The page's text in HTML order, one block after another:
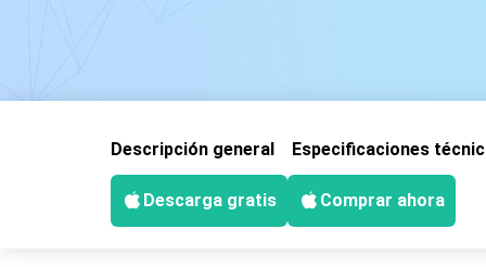
Descripción general Especificaciones
Descarga gratis Comprar ahora